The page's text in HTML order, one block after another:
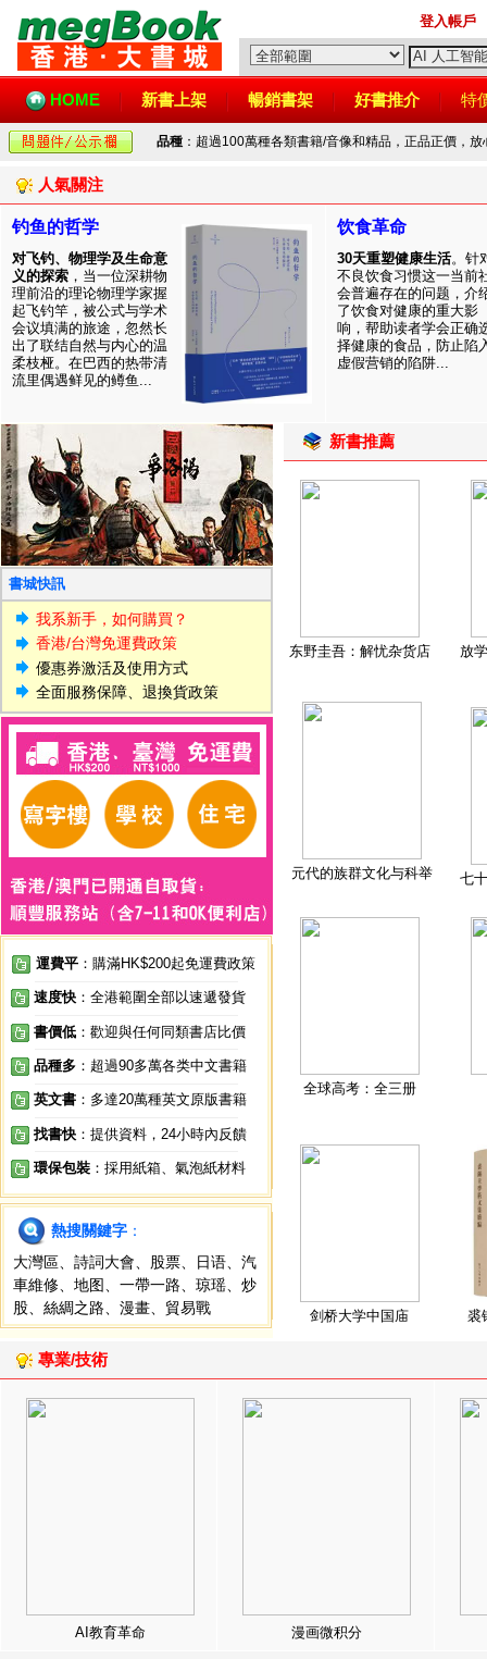
登入帳戶
HOME 新書上架 暢銷書架 好書推介 特
品種 ：超過100萬種各類書籍/音像和精品，正品正價，
人氣關注
钓鱼的哲学
对飞钓、物理学及生命意
义的探索 ，当一位深耕物
理前沿的理论物理学家握
起飞钓竿，被公式与学术
会议填满的旅途，忽然长
出了联结自然与内心的温
柔枝桠。在巴西的热带清
流里偶遇鲜见的鳟鱼...
饮食革命
30天重塑健康生活。针
不良饮食习惯这一当前
会普遍存在的问题，介
了饮食对健康的重大影
响，帮助读者学会正确
择健康的食品，防止陷
虚假营销的陷阱...
書城快訊
我系新手，如何購買？
香港/台灣免運費政策
優惠券激活及使用方式
全面服務保障、退換貨政策
運費平 ：購滿HK$200起免運費政策
速度快 ：全港範圍全部以速遞發貨
書價低 ：歡迎與任何同類書店比價
品種多 ：超過90多萬各类中文書籍
英文書 ：多達20萬種英文原版書籍
找書快 ：提供資料，24小時內反饋
環保包裝 ：採用紙箱、氣泡紙材料
熱搜關鍵字 ：
大灣區
詩詞大會 股票 日语
汽
車維修
地图 一帶一路 琼瑶
炒
股
絲綢之路 漫畫 貿易戰
新書推薦
东野圭吾：解忧杂货店 放
元代的族群文化与科举 七
全球高考：全三册
剑桥大学中国庙 裘
專業/技術
AI教育革命 漫画微积分